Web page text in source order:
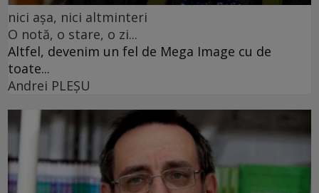
nici așa, nici altminteri
O notă, o stare, o zi...
Altfel, devenim un fel de Mega Image cu de
toate...
Andrei PLEŞU